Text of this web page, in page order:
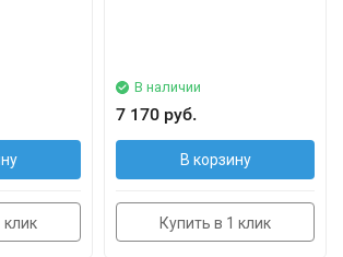
клик
В наличии
7 170 руб.
В корзину
Купить в 1 клик